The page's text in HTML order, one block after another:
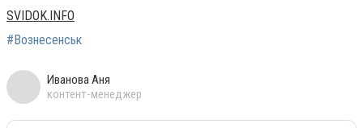
SVIDOK.INFO
#Вознесенськ
Иванова Аня
контент-менеджер